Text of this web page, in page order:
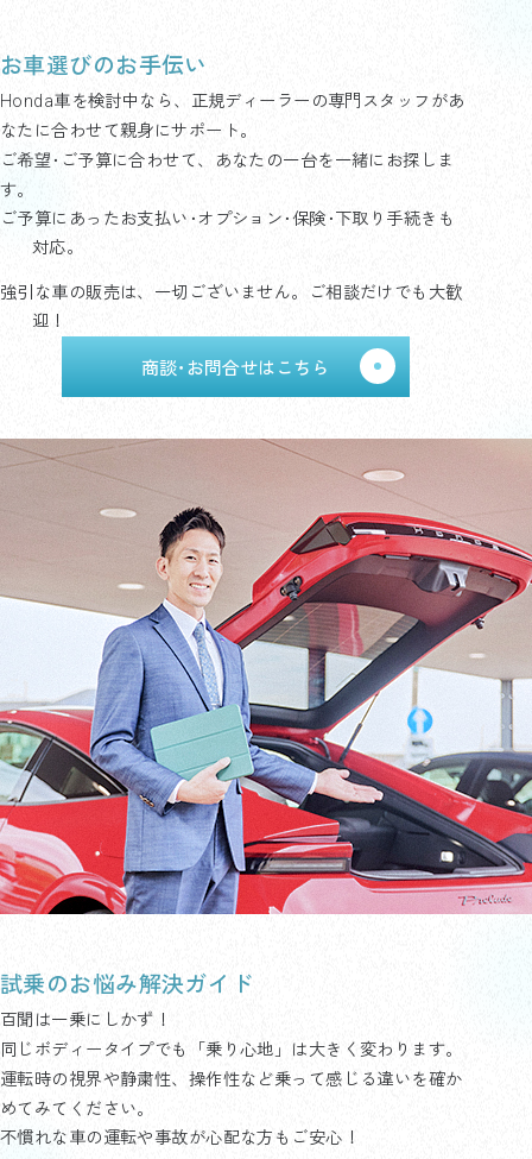
お車選びのお手伝い
Honda車を検討中なら、正規ディーラーの専門スタッフがあ
なたに合わせて親身にサポート。
ご希望･ご予算に合わせて、あなたの一台を一緒にお探しま
す。
ご予算にあったお支払い･オプション･保険･下取り手続きも
対応。
強引な車の販売は、一切ございません。ご相談だけでも大歓
迎！
商談･お問合せはこちら
試乗のお悩み解決ガイド
百聞は一乗にしかず！
同じボディータイプでも「乗り心地」は大きく変わります。
運転時の視界や静粛性、操作性など乗って感じる違いを確か
めてみてください。
不慣れな車の運転や事故が心配な方もご安心！